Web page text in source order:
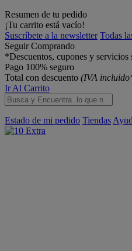
Resumen de tu pedido
¡Tu carrito está vacío!
Suscríbete a la newsletter Todas
Seguir Comprando
*Descuentos, cupones y
Pago 100% seguro
Total con descuento (IVA
Ir Al Carrito
Estado de mi pedido Tiendas